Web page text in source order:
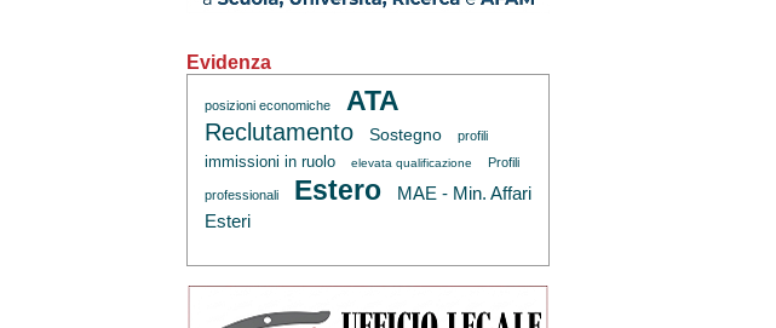
Evidenza
posizioni economiche ATA
Reclutamento Sostegno profili
immissioni in ruolo elevata qualificazione Profili
professionali Estero
MAE - Min. Affari
Esteri